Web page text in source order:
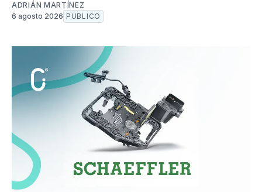
ADRIÁN MARTÍNEZ
6 agosto 2026 PÚBLICO